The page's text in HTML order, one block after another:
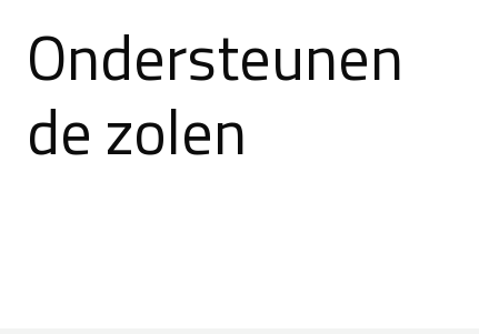
Ondersteunen
de zolen